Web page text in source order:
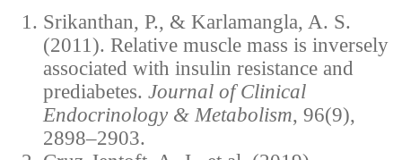
Srikanthan, P., & Karlamangla, A. S.
(2011). Relative muscle mass is inversely
associated with insulin resistance and
prediabetes. Journal of Clinical
Endocrinology & Metabolism, 96(9),
2898–2903.